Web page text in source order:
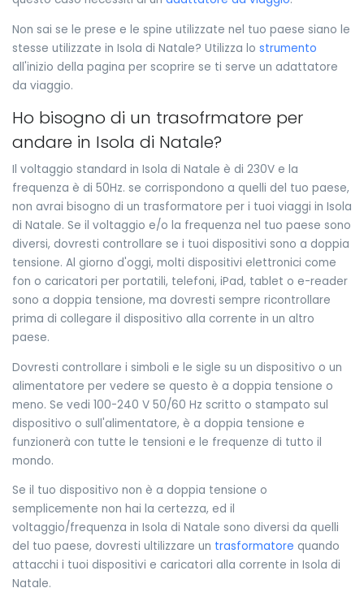
Non sai se le prese e le spine utilizzate nel tuo paese siano le
stesse utilizzate in Isola di Natale? Utilizza lo strumento
all'inizio della pagina per scoprire se ti serve un adattatore
da viaggio.
Ho bisogno di un trasofrmatore per
andare in Isola di Natale?
Il voltaggio standard in Isola di Natale è di 230V e la
frequenza è di 50Hz. se corrispondono a quelli del tuo paese,
non avrai bisogno di un trasformatore per i tuoi viaggi in Isola
di Natale. Se il voltaggio e/o la frequenza nel tuo paese sono
diversi, dovresti controllare se i tuoi dispositivi sono a doppia
tensione. Al giorno d'oggi, molti dispositivi elettronici come
fon o caricatori per portatili, telefoni, iPad, tablet o e-reader
sono a doppia tensione, ma dovresti sempre ricontrollare
prima di collegare il dispositivo alla corrente in un altro
paese.
Dovresti controllare i simboli e le sigle su un dispositivo o un
alimentatore per vedere se questo è a doppia tensione o
meno. Se vedi 100-240 V 50/60 Hz scritto o stampato sul
dispositivo o sull'alimentatore, è a doppia tensione e
funzionerà con tutte le tensioni e le frequenze di tutto il
mondo.
Se il tuo dispositivo non è a doppia tensione o
semplicemente non hai la certezza, ed il
voltaggio/frequenza in Isola di Natale sono diversi da quelli
del tuo paese, dovresti ultilizzare un trasformatore quando
attacchi i tuoi dispositivi e caricatori alla corrente in Isola di
Natale.